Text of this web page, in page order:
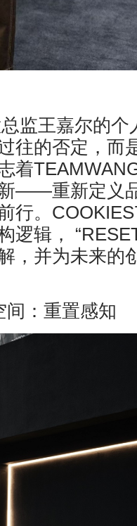
监王嘉尔的个
往的否定，而
着
——重新定义
行。
逻辑，
，并为未来的
间：重置感知